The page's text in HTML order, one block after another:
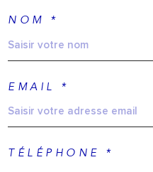
NOM *
EMAIL *
TÉLÉPHONE *